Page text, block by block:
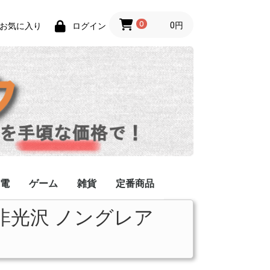
気に入り ログイン 0 0円
ブル/コネクタ
ゲーム 雑貨 定番商品
光沢 ノングレア